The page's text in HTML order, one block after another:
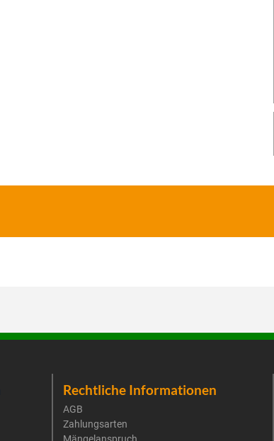
Rechtliche Informationen
AGB
Zahlungsarten